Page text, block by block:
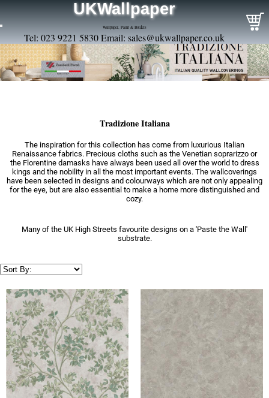
UKWallpaper
Wallpaper, Paint & Borders
Tel: 023 9221 5830 Email: sales@ukwallpaper.co.uk
Tradizione Italiana
The inspiration for this collection has come from luxurious Italian
Renaissance fabrics. Precious cloths such as the Venetian soprarizzo or
the Florentine damasks have always been used all over the world to dress
kings and the nobility in all the most important events. The wallcoverings
have been selected in designs and colourways which are not only appealing
for the eye, but are also essential to make a home more distinguished and
cozy.
Many of the UK High Streets favourite designs on a 'Paste the Wall'
substrate.